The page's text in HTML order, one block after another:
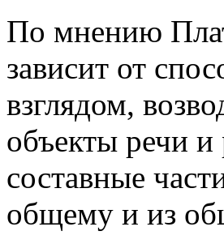
По мнению
зависит от
взглядом,
объекты речи и
составные
общему и из